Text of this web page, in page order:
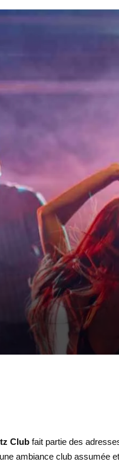
Club fait partie des
ambiance club assumée